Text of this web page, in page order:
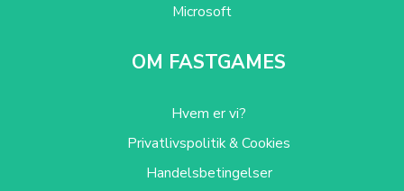
Microsoft
OM FASTGAMES
Hvem er vi?
Privatlivspolitik & Cookies
Handelsbetingelser